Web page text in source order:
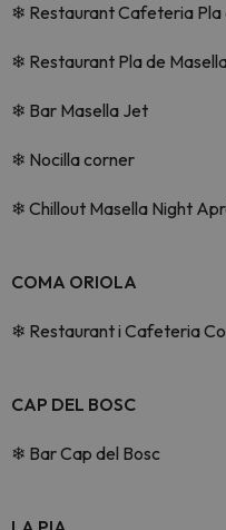
❄ Restaurant Cafeteria Pla
❄ Restaurant Pla de
❄ Bar Masella Jet
❄ Nocilla corner
❄ Chillout Masella Night
COMA ORIOLA
❄ Restaurant i Cafeteria
CAP DEL BOSC
❄ Bar Cap del Bosc